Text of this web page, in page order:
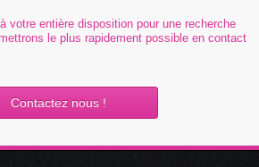
votre entière disposition pour une recherche
le plus rapidement possible en contact
Contactez nous !